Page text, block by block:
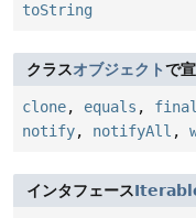
toString
クラスオブジェクトで
clone, equals ,
notify, notifyAll ,
インタフェース